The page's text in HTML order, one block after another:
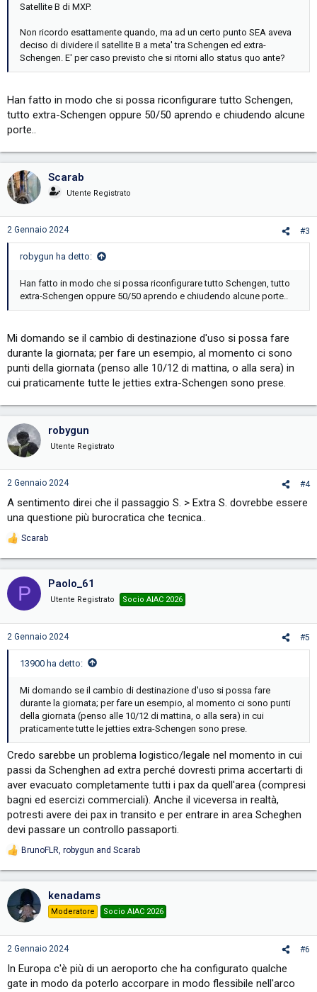
Satellite B di MXP.
Non ricordo esattamente quando, ma ad un certo punto SEA aveva
deciso di dividere il satellite B a meta' tra Schengen ed extra-
Schengen. E' per caso previsto che si ritorni allo status quo ante?
Han fatto in modo che si possa riconfigurare tutto Schengen,
tutto extra-Schengen oppure 50/50 aprendo e chiudendo alcune
porte..
Scarab
Utente Registrato
2 Gennaio 2024 #3
robygun ha detto:
Han fatto in modo che si possa riconfigurare tutto Schengen, tutto
extra-Schengen oppure 50/50 aprendo e chiudendo alcune porte..
Mi domando se il cambio di destinazione d'uso si possa fare
durante la giornata; per fare un esempio, al momento ci sono
punti della giornata (penso alle 10/12 di mattina, o alla sera) in
cui praticamente tutte le jetties extra-Schengen sono prese.
robygun
Utente Registrato
2 Gennaio 2024 #4
A sentimento direi che il passaggio S. > Extra S. dovrebbe essere
una questione più burocratica che tecnica..
R
t
i
n
s
Scarab
P Paolo_61
Utente Registrato Socio AIAC 2026
2 Gennaio 2024 #5
13900 ha detto:
Mi domando se il cambio di destinazione d'uso si possa fare
durante la giornata; per fare un esempio, al momento ci sono punti
della giornata (penso alle 10/12 di mattina, o alla sera) in cui
praticamente tutte le jetties extra-Schengen sono prese.
Credo sarebbe un problema logistico/legale nel momento in cui
passi da Schenghen ad extra perché dovresti prima accertarti di
aver evacuato completamente tutti i pax da quell'area (compresi
bagni ed esercizi commerciali). Anche il viceversa in realtà,
potresti avere dei pax in transito e per entrare in area Scheghen
devi passare un controllo passaporti.
R
t
i
n
s
BrunoFLR, robygun and Scarab
kenadams
Moderatore Socio AIAC 2026
2 Gennaio 2024 #6
In Europa c'è più di un aeroporto che ha configurato qualche
gate in modo da poterlo accorpare in modo flessibile nell'arco